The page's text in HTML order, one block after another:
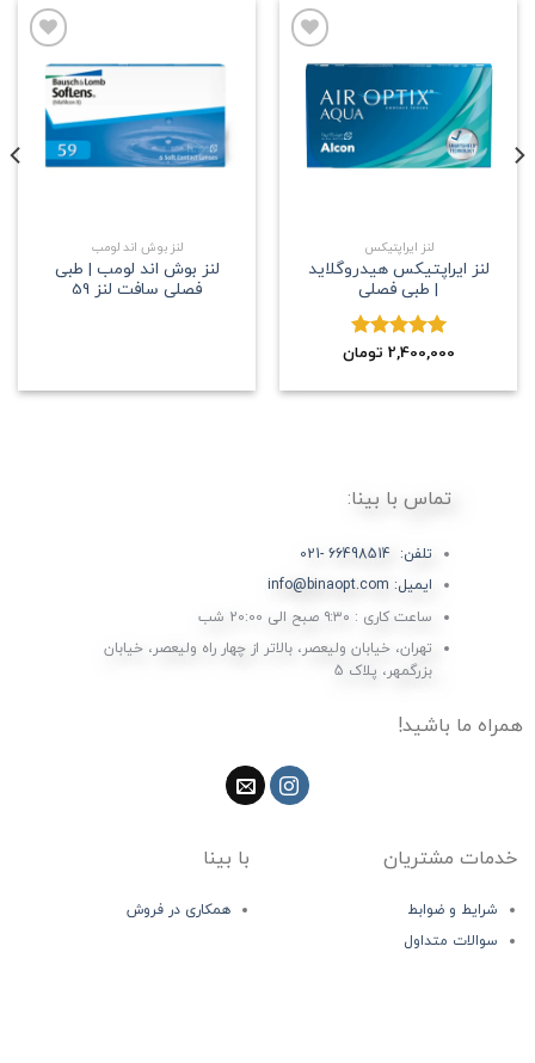
مندی
لنز ایراپتیکس
لنز ایراپتیکس هیدروگلاید
| طبی فصلی
نمره5.002,400,000 تومان
علاقه
مندی
لنز بوش اند لومب
لنز بوش اند لومب | طبی
فصلی سافت لنز 59
تماس با بینا:
تلفن: 66498514 -021
ایمیل: info@binaopt.com
ساعت کاری : ۹:۳۰ صبح الی 20:00 شب
تهران، خیابان ولیعصر، بالاتر از چهار راه ولیعصر، خیابان
بزرگمهر، پلاک 5
همراه ما باشید!
خدمات مشتریان
شرایط و ضوابط
سوالات متداول
با بینا
همکاری در فروش